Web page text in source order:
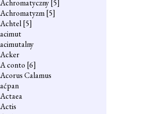
Achromatyczny[5]
Achromatyzm[5]
Achtel[5]
acimut
acimutalny
Acker
A conto [6]
Acorus Calamus
aćpan
Actaea
Actis